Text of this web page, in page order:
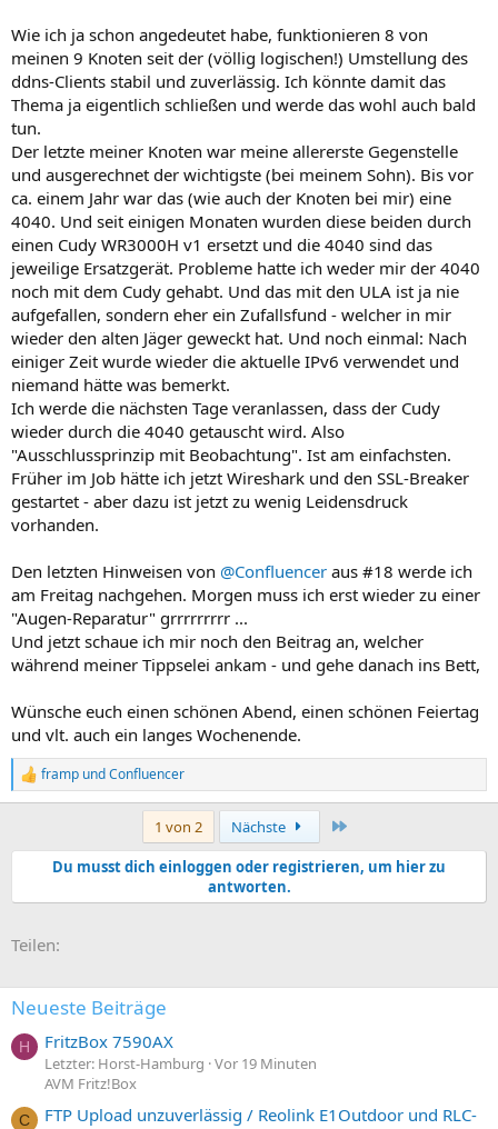
Wie ich ja schon angedeutet habe, funktionieren 8 von
meinen 9 Knoten seit der (völlig logischen!) Umstellung des
ddns-Clients stabil und zuverlässig. Ich könnte damit das
Thema ja eigentlich schließen und werde das wohl auch bald
tun.
Der letzte meiner Knoten war meine allererste Gegenstelle
und ausgerechnet der wichtigste (bei meinem Sohn). Bis vor
ca. einem Jahr war das (wie auch der Knoten bei mir) eine
4040. Und seit einigen Monaten wurden diese beiden durch
einen Cudy WR3000H v1 ersetzt und die 4040 sind das
jeweilige Ersatzgerät. Probleme hatte ich weder mir der 4040
noch mit dem Cudy gehabt. Und das mit den ULA ist ja nie
aufgefallen, sondern eher ein Zufallsfund - welcher in mir
wieder den alten Jäger geweckt hat. Und noch einmal: Nach
einiger Zeit wurde wieder die aktuelle IPv6 verwendet und
niemand hätte was bemerkt.
Ich werde die nächsten Tage veranlassen, dass der Cudy
wieder durch die 4040 getauscht wird. Also
"Ausschlussprinzip mit Beobachtung". Ist am einfachsten.
Früher im Job hätte ich jetzt Wireshark und den SSL-Breaker
gestartet - aber dazu ist jetzt zu wenig Leidensdruck
vorhanden.
Den letzten Hinweisen von @Confluencer aus #18 werde ich
am Freitag nachgehen. Morgen muss ich erst wieder zu einer
"Augen-Reparatur" grrrrrrrrr ...
Und jetzt schaue ich mir noch den Beitrag an, welcher
während meiner Tippselei ankam - und gehe danach ins Bett,
Wünsche euch einen schönen Abend, einen schönen Feiertag
und vlt. auch ein langes Wochenende.
R
e
t
n
n
framp undConfluencer
1 von 2 Nächste
Du musst dich einloggen oder registrieren, um hier zu
antworten.
Teilen:
Neueste Beiträge
H FritzBox 7590AX
Letzter: Horst-Hamburg Vor 19 Minuten
AVM Fritz!Box
C
FTP Upload unzuverlässig / Reolink E1Outdoor und RLC-